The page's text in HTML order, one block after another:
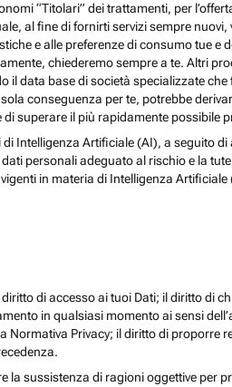
“Titolari” dei trattamenti, per
al fine di fornirti servizi sempre
e alle preferenze di consumo tue e
chiederemo sempre a te. Altri
data base di società specializzate
conseguenza per te, potrebbe
superare il più rapidamente possibile
Intelligenza Artificiale (AI), a seguito
personali adeguato al rischio e la
in materia di Intelligenza
di accesso ai tuoi Dati; il diritto di
in qualsiasi momento ai sensi
Privacy; il diritto di proporre
la sussistenza di ragioni oggettive per